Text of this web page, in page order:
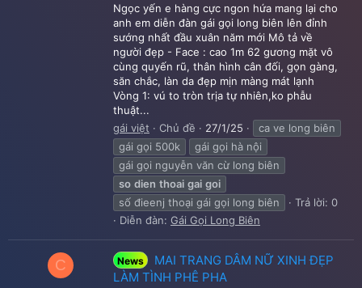
Ngọc yến e hàng cực ngon hứa mang lại cho
anh em diễn đàn gái gọi long biên lên đỉnh
sướng nhất đầu xuân năm mới Mô tả về
người đẹp - Face : cao 1m 62 gương mặt vô
cùng quyến rũ, thân hình cân đối, gọn gàng,
săn chắc, làn da đẹp mịn màng mát lạnh
Vòng 1: vú to tròn trịa tự nhiên,ko phẫu
thuật...
gái việt
Chủ đề 27/1/25
ca ve long biên
gái gọi 500k
gái gọi hà nội
gái gọi nguyễn văn cừ long biên
so dien thoai gai goi
số đieenj thoại gái gọi long biên
Trả lời: 0
Diễn đàn: Gái Gọi Long Biên
C News
MAI TRANG DÂM NỮ XINH ĐẸP
LÀM TÌNH PHÊ PHA